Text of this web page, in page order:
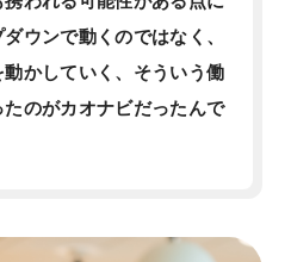
ウンで動くのではなく、
かしていく、そういう働
のがカオナビだったんで